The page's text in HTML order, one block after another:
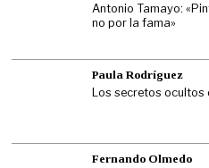
Antonio Tamayo:
no por la fama»
Paula Rodríguez
Los secretos ocultos
Fernando Olmedo